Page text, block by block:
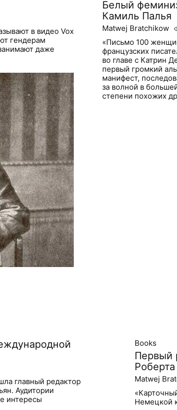
в видео Vox
гендерам
даже
Белый
Камиль Палья
Matwej Bratchikow
«Письмо 100
французских
во главе с Катрин
первый громкий
манифест,
за волной в
степени похожих
главный редактор
Аудитории
интересы
Books
Первый
Matwej
Немецкой